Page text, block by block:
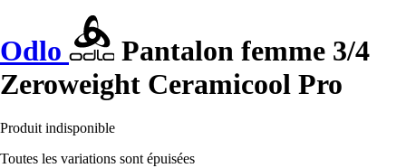
Odlo
Pantalon femme 3/4
Zeroweight Ceramicool Pro
Produit indisponible
Toutes les variations sont épuisées